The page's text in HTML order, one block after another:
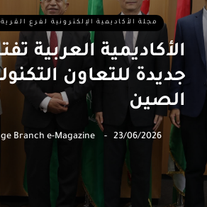
مجلة الأكاديمية الإلكترونية لفرع
الأكاديمية العربية
جديدة للتعاون
الصين
Branch e-Magazine 23/06/2026